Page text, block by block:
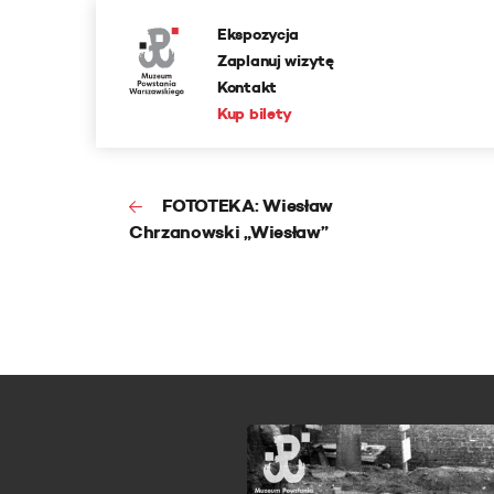
Ekspozycja
Zaplanuj wizytę
Kontakt
Kup bilety
FOTOTEKA: Wiesław
Chrzanowski „Wiesław”